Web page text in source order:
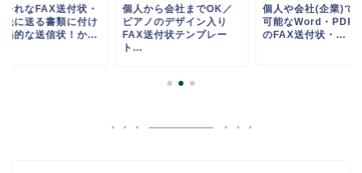
ゃれなFAX送付状・
先に送る書類に付け
易的な送信状！か...
個人から会社までOK／
ピアノのデザイン入り
FAX送付状テンプレー
ト...
個人や会社(企業)で
可能なWord・PDF
のFAX送付状・...